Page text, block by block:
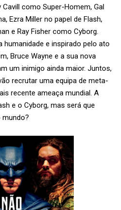
como Super-Homem, Gal
Ezra Miller no papel de Flash,
e Ray Fisher como Cyborg.
humanidade e inspirado pelo ato
Bruce Wayne e a sua nova
um inimigo ainda maior. Juntos,
recrutar uma equipa de meta-
recente ameaça mundial. A
e o Cyborg, mas será que
mundo?